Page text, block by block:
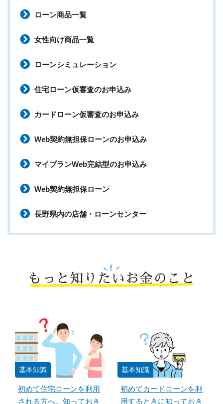
ローン商品一覧
女性向け商品一覧
ローンシミュレーション
住宅ローン仮審査のお申込み
カードローン仮審査のお申込み
Web契約無担保ローンのお申込み
マイプランWeb完結型のお申込み
Web契約無担保ローン
長野県内の店舗・ローンセンター
もっと知りたいお金のこと
基本知識
初めて住宅ローンを利用
される方へ。知っておき
基本知識
初めてカードローンを利
用するときに知っておき